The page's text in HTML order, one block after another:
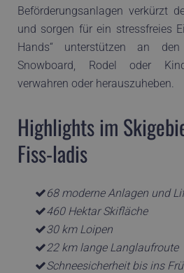
Beförderungsanlagen verkürzt
und sorgen für ein stressfreies
Hands“ unterstützen an
Snowboard, Rodel oder
verwahren oder herauszuheben.
Highlights im
Fiss-ladis
68 moderne Anlagen und
460 Hektar Skifläche
30 km Loipen
22 km lange Langlaufroute
Schneesicherheit bis ins